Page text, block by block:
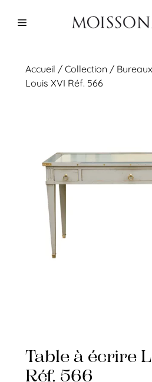
Menu
Accueil /Collection / Bureaux
Louis XVI Réf. 566
Table à écrire
Réf. 566